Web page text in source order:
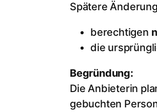
Spätere
berechtigen
die
Begründung:
Die Anbieterin
gebuchten